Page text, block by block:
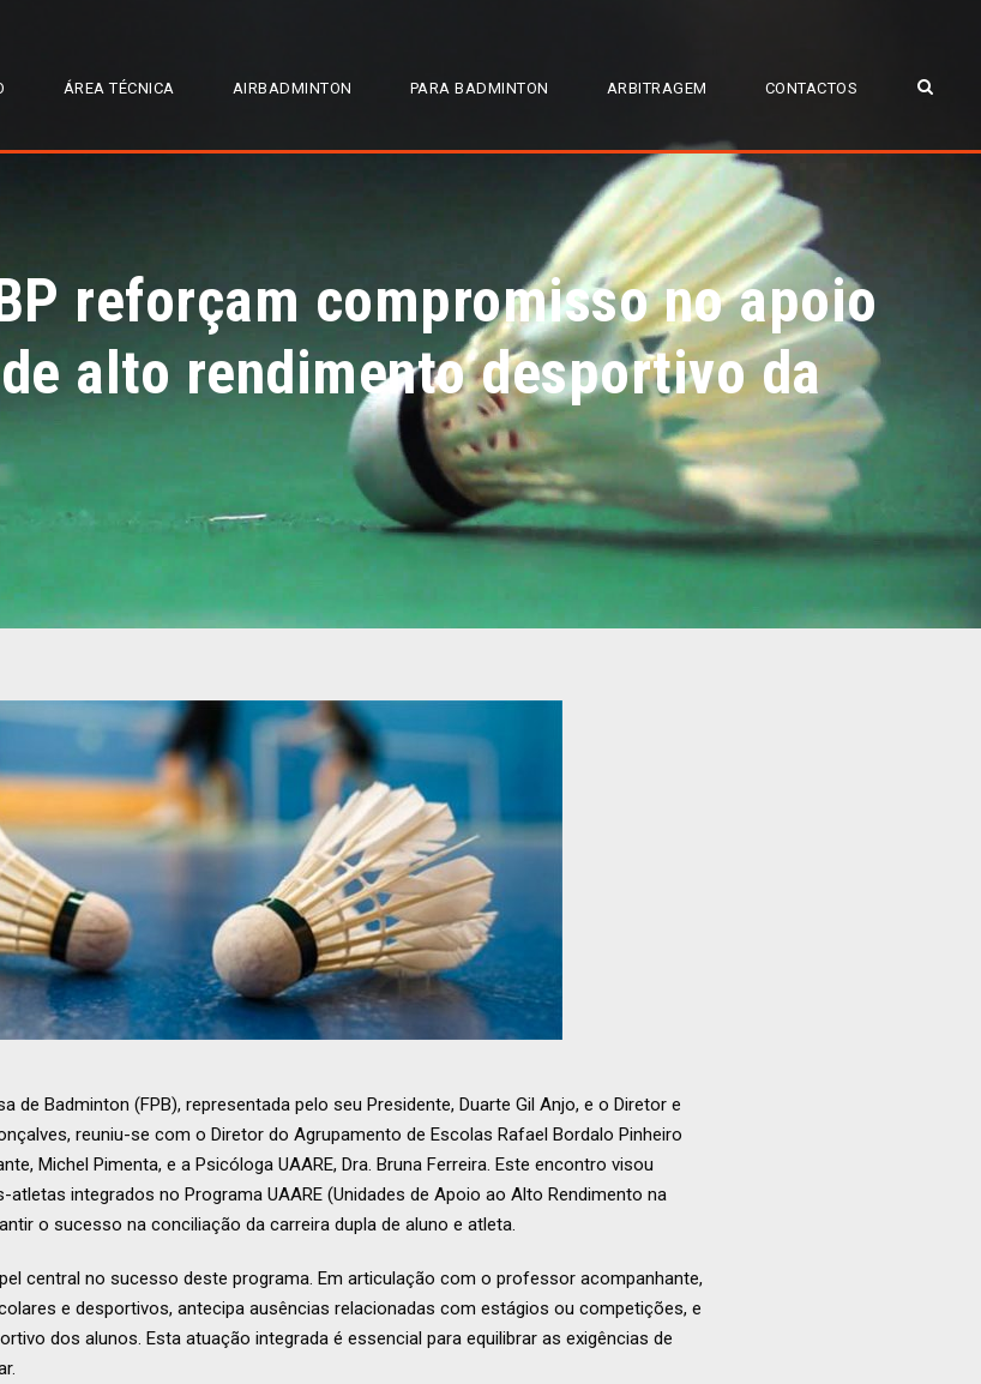
ÁREA TÉCNICA AIRBADMINTON PARA BADMINTON ARBITRAGEM CONTACTOS
reforçam compromisso no apoio
alto rendimento desportivo da
de Badminton (FPB), representada pelo seu Presidente, Duarte Gil Anjo, e o Diretor e
reuniu-se com o Diretor do Agrupamento de Escolas Rafael Bordalo Pinheiro
Michel Pimenta, e a Psicóloga UAARE, Dra. Bruna Ferreira. Este encontro visou
integrados no Programa UAARE (Unidades de Apoio ao Alto Rendimento na
o sucesso na conciliação da carreira dupla de aluno e atleta.
central no sucesso deste programa. Em articulação com o professor acompanhante,
e desportivos, antecipa ausências relacionadas com estágios ou competições, e
dos alunos. Esta atuação integrada é essencial para equilibrar as exigências de